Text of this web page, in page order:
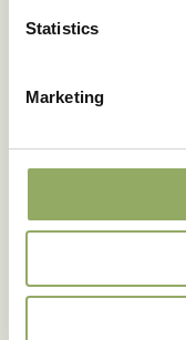
Statistics
Marketing